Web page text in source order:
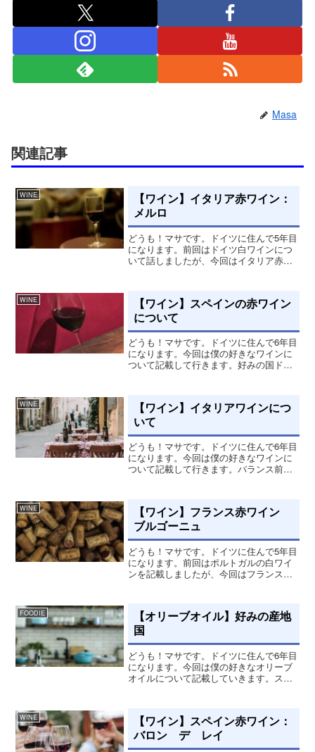
Masa
関連記事
WINE
【ワイン】イタリア赤ワイン：
メルロ
どうも！マサです。ドイツに住んで5年目
になります。前回はドイツ白ワインにつ
いて話しましたが、今回はイタリア赤ワ
が、味が深くとても美...
WINE
【ワイン】スペインの赤ワイン
について
どうも！マサです。ドイツに住んで6年目
になります。今回は僕の好きなワインに
ついて記載して行きます。好みの国ドイ
あるぐらい好...
WINE
【ワイン】イタリアワインにつ
いて
どうも！マサです。ドイツに住んで6年目
になります。今回は僕の好きなワインに
ついて記載して行きます。バランス前回
常にバランスが良いワイ...
WINE
【ワイン】フランス赤ワイン
ブルゴーニュ
どうも！マサです。ドイツに住んで5年目
になります。前回はポルトガルの白ワイ
ンを記載しましたが、今回はフランスワ
ったときに飲んだ赤ワイン、ブルゴーニ
ュ産 ピノノワー...
FOODIE
【オリーブオイル】好みの産地
国
どうも！マサです。ドイツに住んで6年目
になります。今回は僕の好きなオリーブ
オイルについて記載していきます。スペ
ルを使ってます。例えば...
WINE
【ワイン】スペイン赤ワイン：
バロン デ レイ